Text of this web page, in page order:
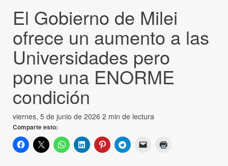
El Gobierno de Milei
ofrece un aumento a las
Universidades pero
pone una ENORME
condición
viernes, 5 de junio de 2026 2 min de lectura
Comparte esto: